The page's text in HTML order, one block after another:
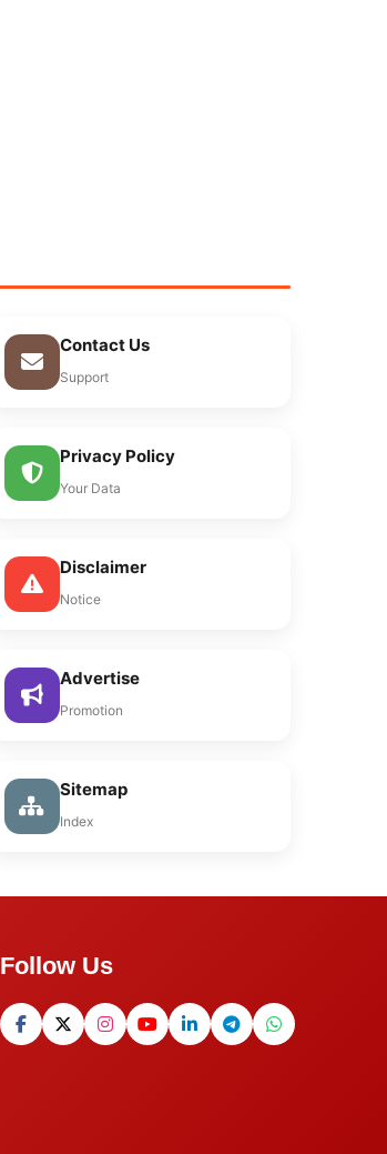
Contact Us
Support
Privacy Policy
Your Data
Disclaimer
Notice
Advertise
Promotion
Sitemap
Index
Follow Us